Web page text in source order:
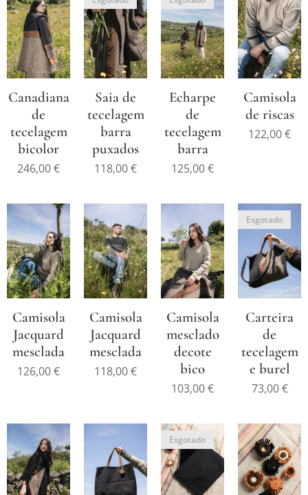
Canadiana
de
tecelagem
bicolor
246,00€
Saia de
tecelagem
barra
puxados
118,00€
Echarpe
de
tecelagem
barra
125,00€
Camisola
de riscas
122,00€
Camisola
Jacquard
mesclada
126,00€
Camisola
Jacquard
mesclada
118,00€
Camisola
mesclado
decote
bico
103,00€
Carteira
de
tecelagem
e burel
Esgotado
73,00€
Esgotado